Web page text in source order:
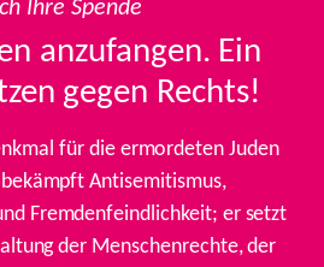
Ihre Spende
anzufangen. Ein
gegen Rechts!
für die ermordeten Juden
bekämpft Antisemitismus,
Fremdenfeindlichkeit; er setzt
der Menschenrechte, der